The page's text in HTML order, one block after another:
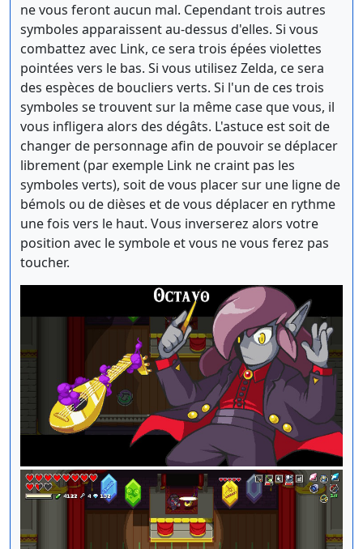
ne vous feront aucun mal. Cependant trois autres
symboles apparaissent au-dessus d'elles. Si vous
combattez avec Link, ce sera trois épées violettes
pointées vers le bas. Si vous utilisez Zelda, ce sera
des espèces de boucliers verts. Si l'un de ces trois
symboles se trouvent sur la même case que vous, il
vous infligera alors des dégâts. L'astuce est soit de
changer de personnage afin de pouvoir se déplacer
librement (par exemple Link ne craint pas les
symboles verts), soit de vous placer sur une ligne de
bémols ou de dièses et de vous déplacer en rythme
une fois vers le haut. Vous inverserez alors votre
position avec le symbole et vous ne vous ferez pas
toucher.